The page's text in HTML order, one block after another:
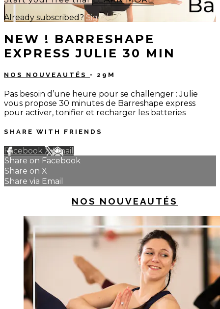
Already subscribed?Sign in
NEW ! BARRESHAPE
EXPRESS JULIE 30 MIN
NOS NOUVEAUTÉS • 29M
Pas besoin d’une heure pour se challenger : Julie
vous propose 30 minutes de Barreshape express
pour activer, tonifier et recharger les batteries
SHARE WITH FRIENDS
Facebook XEmail
Share on Facebook
Share on X
Share via Email
NOS NOUVEAUTÉS